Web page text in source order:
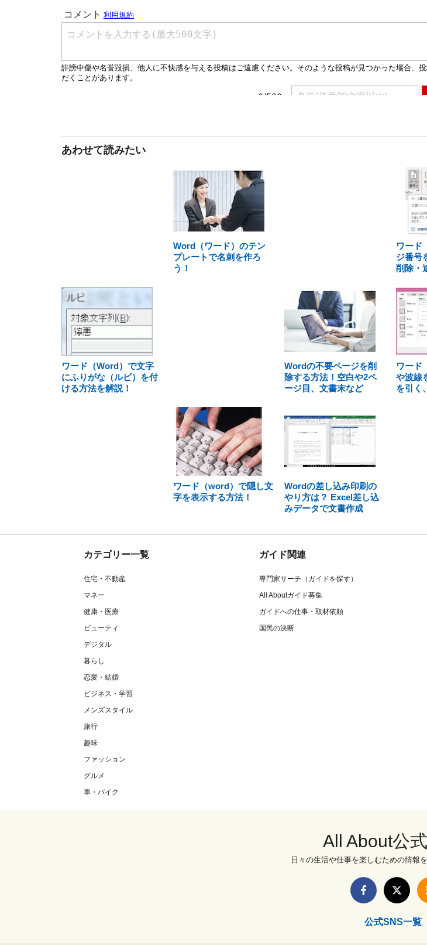
あわせて読みたい
Word（ワード）のテン
プレートで名刺を作ろ
う！
ワード
ジ番号
削除・
ワード（Word）で文字
にふりがな（ルビ）を付
ける方法を解説！
Wordの不要ページを削
除する方法！空白や2ペ
ージ目、文書末など
ワード
や波線
を引く
ワード（word）で隠し文
字を表示する方法！
Wordの差し込み印刷の
やり方は？ Excel差し込
みデータで文書作成
カテゴリー一覧
住宅・不動産
マネー
健康・医療
ビューティ
デジタル
暮らし
恋愛・結婚
ビジネス・学習
メンズスタイル
旅行
趣味
ファッション
グルメ
車・バイク
ガイド関連
専門家サーチ（ガイドを探す）
All Aboutガイド募集
ガイドへの仕事・取材依頼
国民の決断
All About公
日々の生活や仕事を楽しむための情報
公式SNS一覧